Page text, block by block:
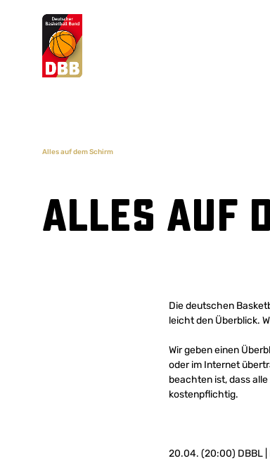
Suchvorschläge
Alles auf dem Schirm
Alles auf
Die deutschen
leicht den Überblick.
Wir geben einen
oder im Internet
beachten ist, dass
kostenpflichtig.
20.04. (20:00) DBBL |